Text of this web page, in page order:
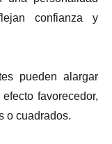
confianza y
pueden alargar
favorecedor,
o cuadrados.